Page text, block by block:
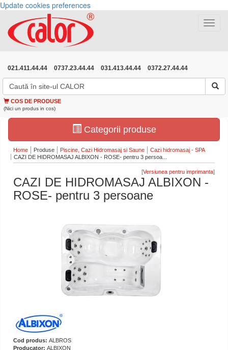
Update cookies preferences
Toggle
021.411.44.44 0737.23.44.44 031.413.44.44 0372.27.44.44
COS DE PRODUSE
(Nici un produs in cos)
Categorii produse
Home Produse Piscine, Cazi Hidromasaj si Saune
Cazi hidromasaj - SPA
CAZI DE HIDROMASAJ ALBIXON - ROSE- pentru 3 persoa...
[ ]
CAZI DE HIDROMASAJ ALBIXON -
ROSE- pentru 3 persoane
Cod produs: ALBROS
Producator: ALBIXON